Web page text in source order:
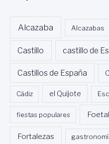
Alcazaba Alcazabas
Castillo castillo de
Castillos de España
Cádiz el Quijote
fiestas populares
Fortalezas